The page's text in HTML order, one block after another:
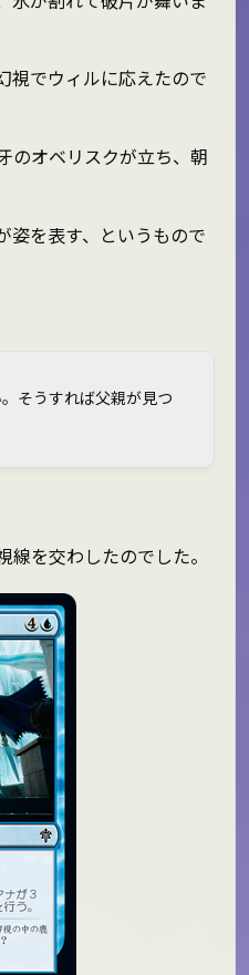
視でウィルに応えたので
のオベリスクが立ち、朝
姿を表す、というもので
そうすれば父親が見つ
を交わしたのでした。